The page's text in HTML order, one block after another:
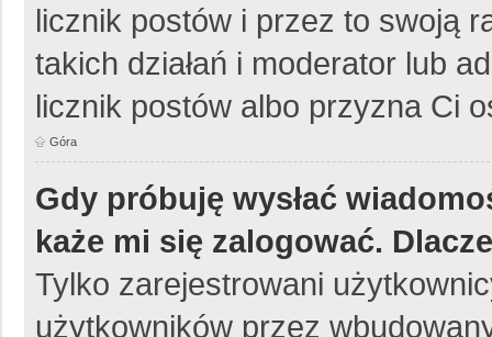
licznik postów i przez to swoją
takich działań i moderator lub
licznik postów albo przyzna Ci
Góra
Gdy próbuję wysłać
każe mi się zalogować.
Tylko zarejestrowani
użytkowników przez